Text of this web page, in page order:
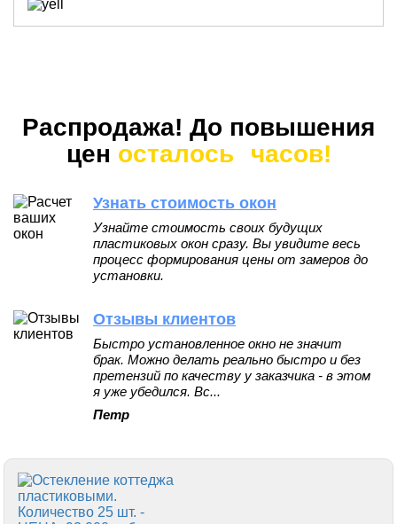
Распродажа! До повышения
цен осталось часов!
Узнать стоимость окон
Узнайте стоимость своих будущих
пластиковых окон сразу. Вы увидите весь
процесс формирования цены от замеров до
установки.
Отзывы клиентов
Быстро установленное окно не значит
брак. Можно делать реально быстро и без
претензий по качеству у заказчика - в этом
я уже убедился. Вс...
Петр